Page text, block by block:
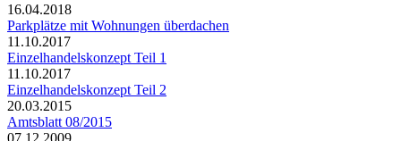
16.04.2018
Parkplätze mit Wohnungen überdachen
11.10.2017
Einzelhandelskonzept Teil 1
11.10.2017
Einzelhandelskonzept Teil 2
20.03.2015
Amtsblatt 08/2015
07.12.2009